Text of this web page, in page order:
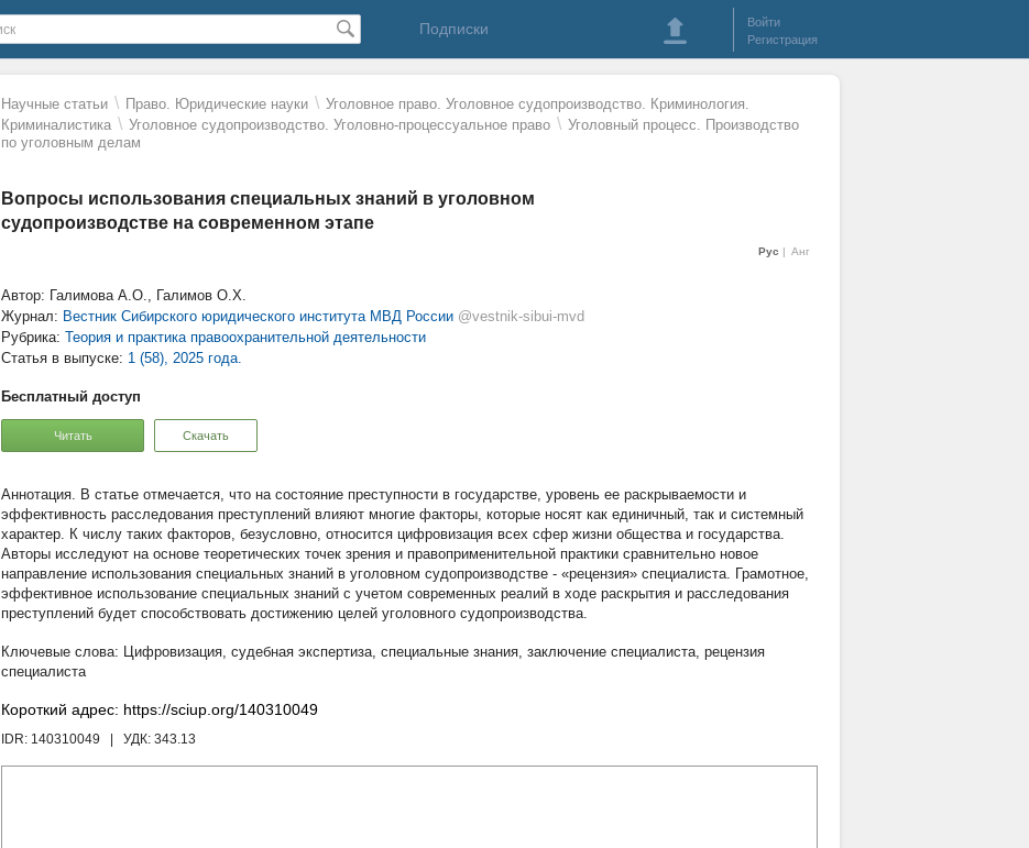
Подписки
Войти
Регистрация
Научные статьи \ Право. Юридические науки \ Уголовное право. Уголовное судопроизводство. Криминология.
Криминалистика \ Уголовное судопроизводство. Уголовно-процессуальное право \ Уголовный процесс. Производство
по уголовным делам
Вопросы использования специальных знаний в уголовном
судопроизводстве на современном этапе
Рус Анг
Автор: Галимова А.О., Галимов О.Х.
Журнал: Вестник Сибирского юридического института МВД России @vestnik-sibui-mvd
Рубрика: Теория и практика правоохранительной деятельности
Статья в выпуске: 1 (58), 2025 года.
Бесплатный доступ
Читать Скачать
В статье отмечается, что на состояние преступности в государстве, уровень ее раскрываемости и
эффективность расследования преступлений влияют многие факторы, которые носят как единичный, так и системный
характер. К числу таких факторов, безусловно, относится цифровизация всех сфер жизни общества и государства.
Авторы исследуют на основе теоретических точек зрения и правоприменительной практики сравнительно новое
направление использования специальных знаний в уголовном судопроизводстве - «рецензия» специалиста. Грамотное,
эффективное использование специальных знаний с учетом современных реалий в ходе раскрытия и расследования
преступлений будет способствовать достижению целей уголовного судопроизводства.
Цифровизация, судебная экспертиза, специальные знания, заключение специалиста, рецензия
специалиста
Короткий адрес: https://sciup.org/140310049
IDR: 140310049 | УДК: 343.13